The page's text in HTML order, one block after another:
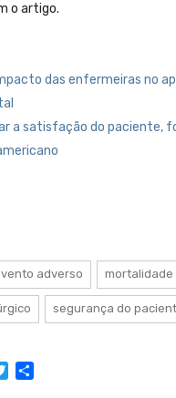
o artigo.
das enfermeiras no
a satisfação do paciente,
adverso mortalidade
segurança do
Twitter